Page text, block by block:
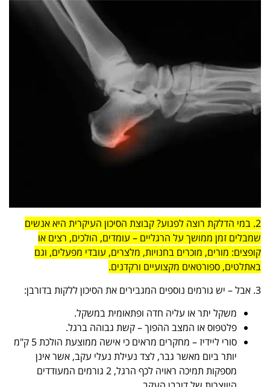
2. במי הדלקת רוצה לפגוע? קבוצת הסיכון העיקרית היא אנשים
שמבלים זמן ממושך על הרגליים – עומדים, הולכים, רצים או
קופצים: מורים, מוכרים בחנויות, מלצרים, עובדי מפעלים, וגם
באתלטים, ספורטאים מקצועיים ורקדנים.
3. אבל – יש גורמים נוספים המגבירים את הסיכון ללקות בדורבן:
משקל יתר או עליה חדה ופתאומית במשקל.
פלטפוס או המצב ההפוך – קשת גבוהה ברגל.
סורי ליידיז – מחקרים מראים כי אישה ממוצעת הולכת 5 ק"מ
יותר ביום מאשר גבר, לצד נעילת נעלי עקב, אשר אינן
מספקות תמיכה ראויה לכף הרגל, 2 גורמים המעודדים